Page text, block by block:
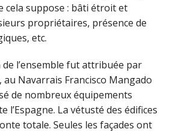
cela suppose : bâti étroit et
propriétaires, présence de
etc.
l’ensemble fut attribuée par
au Navarrais Francisco Mangado
de nombreux équipements
l’Espagne. La vétusté des édifices
totale. Seules les façades ont